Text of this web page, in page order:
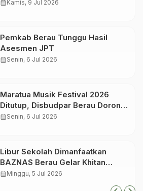
calendar_monthKamis, 9 Jul 2026
Pemkab Berau Tunggu Hasil
Asesmen JPT
calendar_monthSenin, 6 Jul 2026
Maratua Musik Festival 2026
Ditutup, Disbudpar Berau Dorong
Event Jadi Pengungkit Pariwisata
calendar_monthSenin, 6 Jul 2026
Libur Sekolah Dimanfaatkan
BAZNAS Berau Gelar Khitan
Massal bagi 350 Anak
calendar_monthMinggu, 5 Jul 2026